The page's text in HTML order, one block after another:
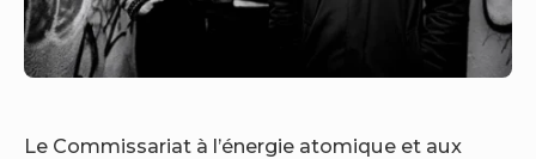
Le Commissariat à l’énergie atomique et aux